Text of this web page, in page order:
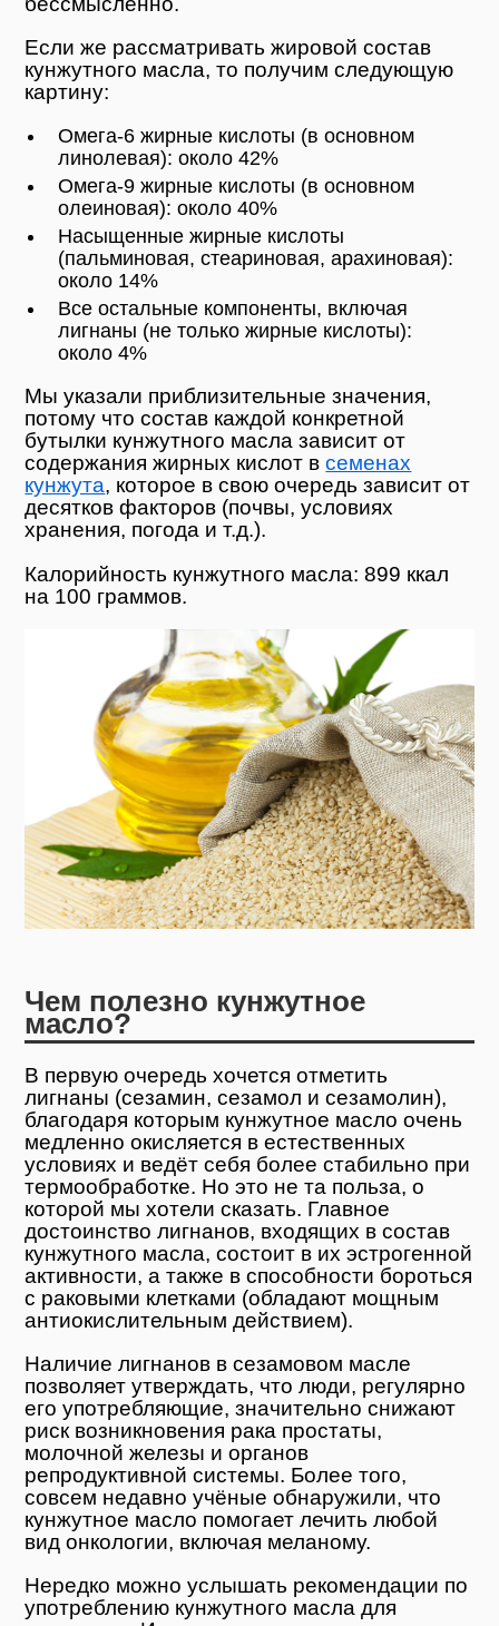
Если же рассматривать жировой состав
кунжутного масла, то получим следующую
картину:
Омега-6 жирные кислоты (в основном
линолевая): около 42%
Омега-9 жирные кислоты (в основном
олеиновая): около 40%
Насыщенные жирные кислоты
(пальминовая, стеариновая, арахиновая):
около 14%
Все остальные компоненты, включая
лигнаны (не только жирные кислоты):
около 4%
Мы указали приблизительные значения,
потому что состав каждой конкретной
бутылки кунжутного масла зависит от
содержания жирных кислот всеменах
кунжута, которое в свою очередь зависит от
десятков факторов (почвы, условиях
хранения, погода и т.д.).
Калорийность кунжутного масла: 899 ккал
на 100 граммов.
Чем полезно кунжутное
масло?
В первую очередь хочется отметить
лигнаны (сезамин, сезамол и сезамолин),
благодаря которым кунжутное масло очень
медленно окисляется в естественных
условиях и ведёт себя более стабильно при
термообработке. Но это не та польза, о
которой мы хотели сказать. Главное
достоинство лигнанов, входящих в состав
кунжутного масла, состоит в их эстрогенной
активности, а также в способности бороться
с раковыми клетками (обладают мощным
антиокислительным действием).
Наличие лигнанов в сезамовом масле
позволяет утверждать, что люди, регулярно
его употребляющие, значительно снижают
риск возникновения рака простаты,
молочной железы и органов
репродуктивной системы. Более того,
совсем недавно учёные обнаружили, что
кунжутное масло помогает лечить любой
вид онкологии, включая меланому.
Нередко можно услышать рекомендации по
употреблению кунжутного масла для